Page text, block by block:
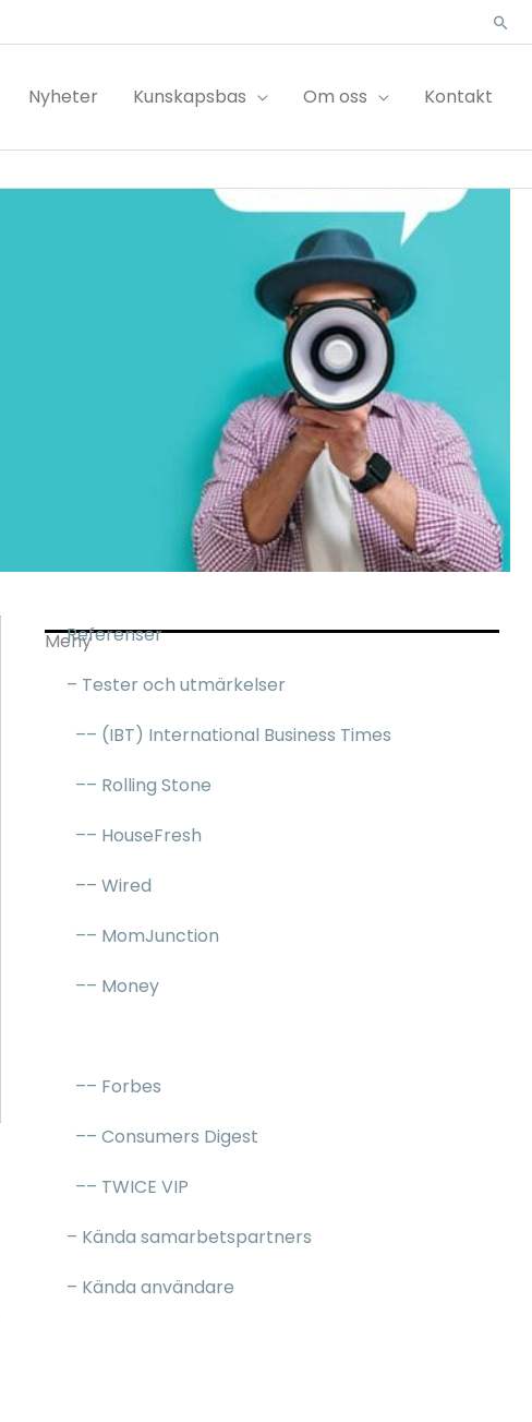
Sök
Nyheter Kunskapsbas Om oss Kontakt
MenyReferenser
– Tester och utmärkelser
–– (IBT) International Business Times
–– Rolling Stone
–– HouseFresh
–– Wired
–– MomJunction
–– Money
–– Forbes
–– Consumers Digest
–– TWICE VIP
– Kända samarbetspartners
– Kända användare